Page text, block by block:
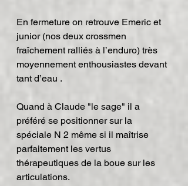
En fermeture on retrouve Emeric et
junior (nos deux crossmen
fraîchement ralliés à l’enduro) très
moyennement enthousiastes devant
tant d’eau .
Quand à Claude "le sage" il a
préféré se positionner sur la
spéciale N 2 même si il maîtrise
parfaitement les vertus
thérapeutiques de la boue sur les
articulations.